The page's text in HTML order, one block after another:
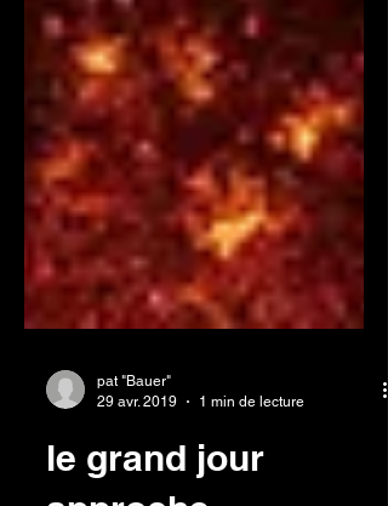
pat "Bauer"
29 avr. 2019
1 min de lecture